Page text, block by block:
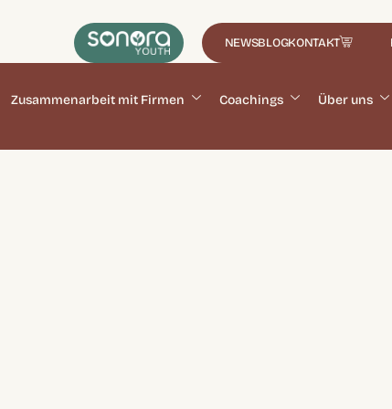
NEWSBLOGKONTAKT
Zusammenarbeit mit Firmen Coachings Über uns